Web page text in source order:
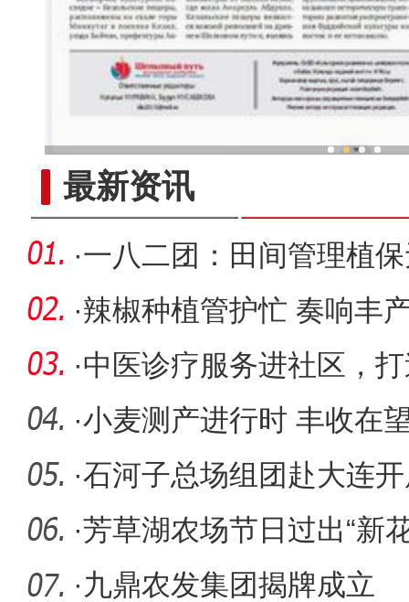
最新资讯
·一八二团：田间管理植保
·辣椒种植管护忙 奏响丰
·中医诊疗服务进社区，
举措
·小麦测产进行时 丰收在
·石河子总场组团赴大连
·芳草湖农场节日过出“新
·九鼎农发集团揭牌成立